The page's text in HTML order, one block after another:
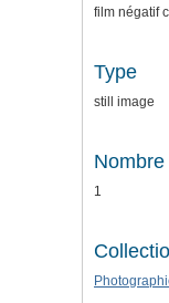
film négatif
Type
still image
1